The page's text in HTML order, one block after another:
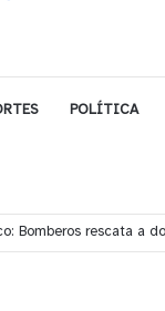
POLÍTICA
Bomberos rescata a